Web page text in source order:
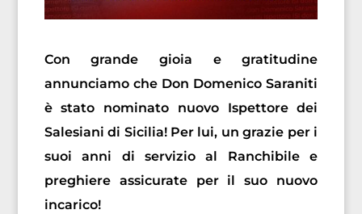
Con grande gioia e gratitudine
annunciamo che Don Domenico Saraniti
è stato nominato nuovo Ispettore dei
Salesiani di Sicilia! Per lui, un grazie per i
suoi anni di servizio al Ranchibile e
preghiere assicurate per il suo nuovo
incarico!